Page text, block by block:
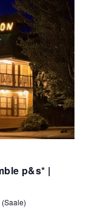
p&s* |